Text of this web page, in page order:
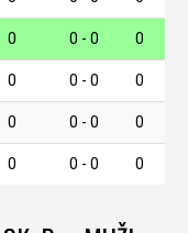
0 0 - 0 0
0 0 - 0 0
0 0 - 0 0
0 0 - 0 0